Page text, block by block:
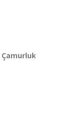
Çamurluk